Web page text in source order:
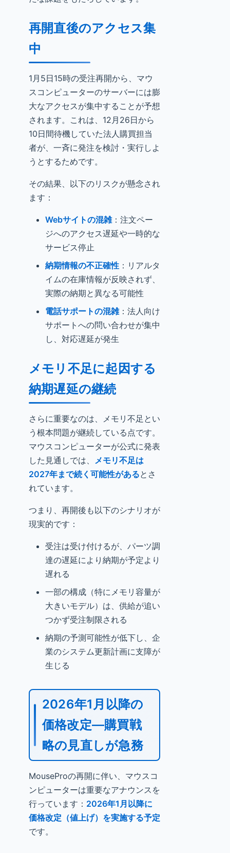
再開直後のアクセス集
中
1月5日15時の受注再開から、マウ
スコンピューターのサーバーには膨
大なアクセスが集中することが予想
されます。これは、12月26日から
10日間待機していた法人購買担当
者が、一斉に発注を検討・実行しよ
うとするためです。
その結果、以下のリスクが懸念され
ます：
Webサイトの混雑：注文ペー
ジへのアクセス遅延や一時的な
サービス停止
納期情報の不正確性 ：リアルタ
イムの在庫情報が反映されず、
実際の納期と異なる可能性
電話サポートの混雑：法人向け
サポートへの問い合わせが集中
し、対応遅延が発生
メモリ不足に起因する
納期遅延の継続
さらに重要なのは、メモリ不足とい
う根本問題が継続している点です。
マウスコンピューターが公式に発表
した見通しでは、 メモリ不足は
2027年まで続く可能性があるとさ
れています。
つまり、再開後も以下のシナリオが
現実的です：
受注は受け付けるが、パーツ調
達の遅延により納期が予定より
遅れる
一部の構成（特にメモリ容量が
大きいモデル）は、供給が追い
つかず受注制限される
納期の予測可能性が低下し、企
業のシステム更新計画に支障が
生じる
2026年1月以降の
価格改定—購買戦
略の見直しが急務
MouseProの再開に伴い、マウスコ
ンピューターは重要なアナウンスを
行っています： 2026年1月以降に
価格改定（値上げ）を実施する予定
です。